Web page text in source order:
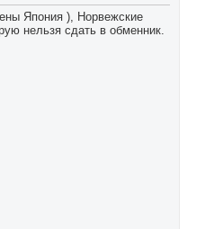
Япония ), Норвежские
нельзя сдать в обменник.